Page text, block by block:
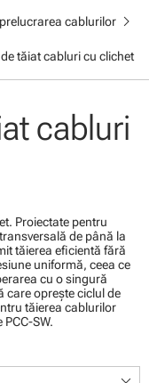
cablurilorchevron_right
tăiat cabluri cu clichet
cabluri
Proiectate pentru
de până la
tăierea eficientă fără
uniformă, ceea ce
cu o singură
care opreşte ciclul de
tăierea cablurilor
SW.